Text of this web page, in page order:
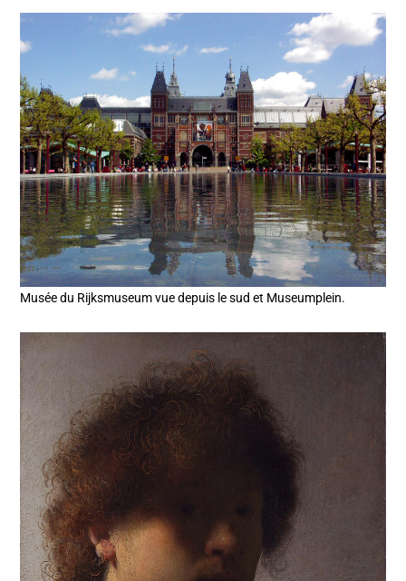
Musée du Rijksmuseum vue depuis le sud et Museumplein.